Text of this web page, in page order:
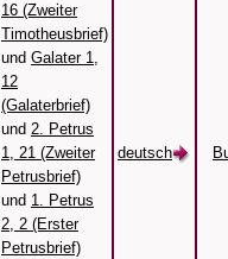
16 (Zweiter
Timotheusbrief)
und Galater 1,
12
(Galaterbrief)
und 2. Petrus
1, 21 (Zweiter
Petrusbrief)
und 1. Petrus
2, 2 (Erster
Petrusbrief)
deutsch